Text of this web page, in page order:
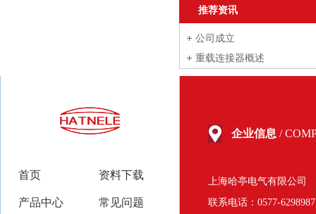
推荐资讯
公司成立
重载连接器概述
首页 资料下载
产品中心 常见问题
企业信息 /
上海哈亭电气有限公司
联系电话：0577-